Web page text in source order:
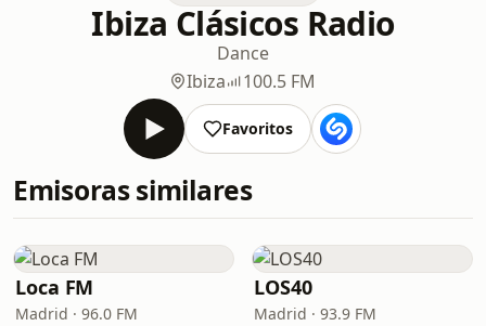
Ibiza Clásicos Radio
Dance
Ibiza
100.5 FM
Favoritos
Emisoras similares
Loca FM
Madrid · 96.0 FM
LOS40
Madrid · 93.9 FM